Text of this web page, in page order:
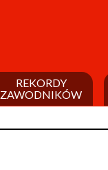
REKORDY
ZAWODNIKÓW